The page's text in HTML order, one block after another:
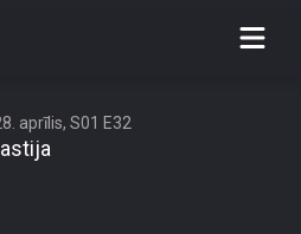
due to your
restrictions set by
and IP address is
aprīlis, S01 E32